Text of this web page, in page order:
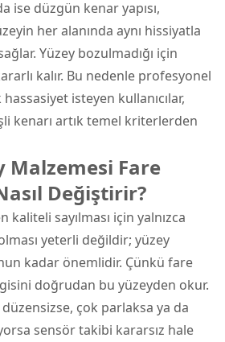
ise düzgün kenar yapısı,
her alanında aynı hissiyatla
Yüzey bozulmadığı için
kalır. Bu nedenle profesyonel
isteyen kullanıcılar,
kenarı artık temel kriterlerden
Malzemesi Fare
Değiştirir?
sayılması için yalnızca
yeterli değildir; yüzey
kadar önemlidir. Çünkü fare
doğrudan bu yüzeyden okur.
çok parlaksa ya da
sensör takibi kararsız hale